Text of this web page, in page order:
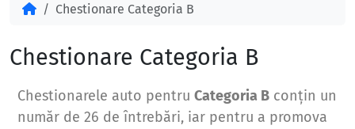
AcasăChestionare Categoria B
Chestionare Categoria B
Chestionarele auto pentru Categoria B conțin un
număr de 26 de întrebări, iar pentru a promova